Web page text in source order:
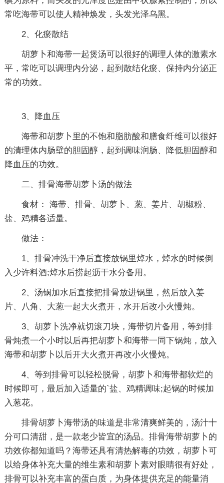
常吃海带可以使人精神焕发，头发光泽乌黑。
2、化瘀散结
胡萝卜和海带一起煲汤可以很好的调理人体的激素水
平，常吃可以调理内分泌，起到散结化瘀、保持内分泌正
常的功效。
3、降血压
海带和胡萝卜里的不饱和脂肪酸和膳食纤维可以很好
的清理体内肠壁的胆固醇，起到调味润肠、降低胆固醇和
降血压的功效。
二、排骨海带胡萝卜汤的做法
食材： 海带、排骨、胡萝卜、葱、姜片、胡椒粉、
盐、鸡精各适量。
做法：
1、排骨冲洗干净后直接放锅里焯水，焯水的时候倒
入少许料酒;焯水后捞起沥干水分备用。
2、汤锅加水后直接把排骨放进锅里，然后放入姜
片、八角、大葱一起大火煮开，水开后改小火慢炖。
3、胡萝卜洗净就切滚刀块，海带切片备用，等到排
骨炖煮一个小时以后再把胡萝卜和海带一同下锅炖，放入
海带和胡萝卜以后开大火煮开再改小火慢炖。
4、等到排骨可以轻松脱骨，胡萝卜和海带都软烂的
时候即可，最后加入适量的`盐、鸡精调味;起锅的时候加
入葱花。
排骨胡萝卜海带汤的味道是非常清爽鲜美的，汤汁十
分可口清甜，是一款老少皆宜的汤品。排骨海带胡萝卜的
功效你都知道吗？海带还具有清热解毒的功效，胡萝卜可
以给身体补充大量的维生素和胡萝卜素对眼睛很有好处，
排骨可以补充丰富的蛋白质，为身体提供充足的能量消